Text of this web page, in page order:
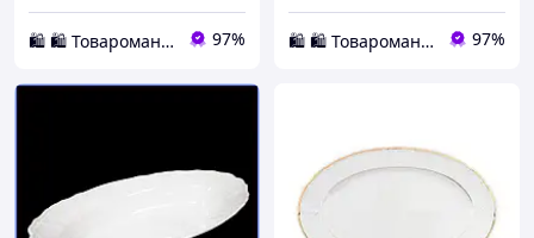
🛍️ 🛍️ Товароманія 🛍️ 🛍️ 97% 🛍️ 🛍️ Товароманія 🛍️ 🛍️ 97%